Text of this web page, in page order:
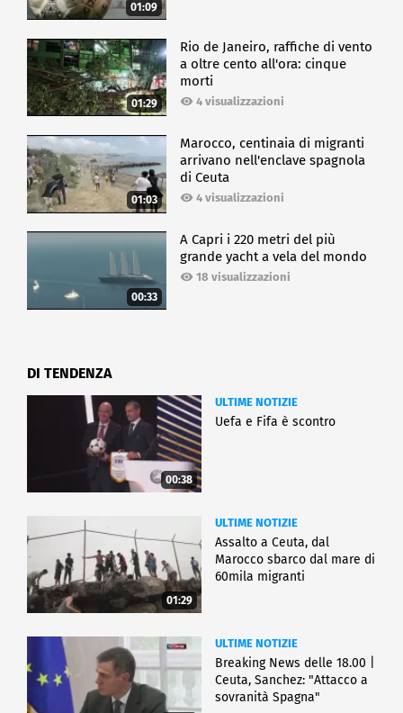
01:09
01:29
Rio de Janeiro, raffiche di vento
a oltre cento all'ora: cinque
morti
4 visualizzazioni
01:03
Marocco, centinaia di migranti
arrivano nell'enclave spagnola
di Ceuta
4 visualizzazioni
00:33
A Capri i 220 metri del più
grande yacht a vela del mondo
18 visualizzazioni
DI TENDENZA
00:38
ULTIME NOTIZIE
Uefa e Fifa è scontro
01:29
ULTIME NOTIZIE
Assalto a Ceuta, dal
Marocco sbarco dal mare di
60mila migranti
ULTIME NOTIZIE
Breaking News delle 18.00 |
Ceuta, Sanchez: "Attacco a
sovranità Spagna"